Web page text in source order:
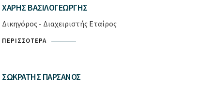
ΧΆΡΗΣ ΒΑΣΙΛΟΓΕΏΡΓΗΣ
Δικηγόρος - Διαχειριστής Εταίρος
ΠΕΡΙΣΣΌΤΕΡΑ
ΣΩΚΡΆΤΗΣ ΠΑΡΣΆΝΟΣ